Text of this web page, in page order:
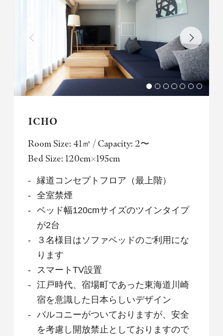
ICHO
Room Size: 41㎡ / Capacity: 2〜
Bed Size: 120cm×195cm
縁道コンセプトフロア（最上階）
全室禁煙
ベッド幅120cmサイズのツインタイプ
が2台
３名様目はソファベッドのご利用にな
ります
スマートTV設置
江戸時代、宿場町であった東海道川崎
宿を意識した日本らしいデザイン
バルコニーがついておりますが、安全
を考慮し開放禁止としておりますので